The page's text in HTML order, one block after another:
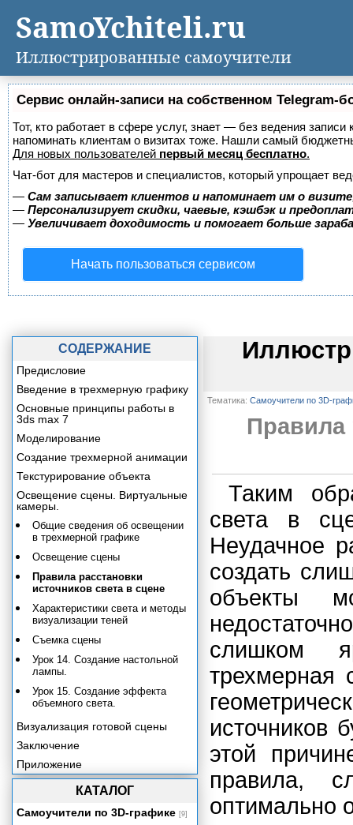
Сервис онлайн-записи на собственном Telegram-
Тот, кто работает в сфере услуг, знает — без ведения
напоминать клиентам о визитах тоже. Нашли самый
Для новых пользователей первый месяц бесплатно.
Чат-бот для мастеров и специалистов, который упрощает
— Сам записывает клиентов и напоминает им о
— Персонализирует скидки, чаевые, кэшбэк и
— Увеличивает доходимость и помогает больше
Начать пользоваться сервисом
Тематика: Самоучители по 3D-
Правила
Таким
света в
Неудачное
создать
объекты
слишком
трехмерная
источников
этой
правила,
оптимально
СОДЕРЖАНИЕ
Предисловие
Введение в трехмерную графику
Основные принципы работы в
3ds max 7
Моделирование
Создание трехмерной анимации
Текстурирование объекта
Освещение сцены. Виртуальные
камеры.
Общие сведения об освещении
в трехмерной графике
Освещение сцены
Правила расстановки
источников света в сцене
Характеристики света и методы
визуализации теней
Съемка сцены
Урок 14. Создание настольной
лампы.
Урок 15. Создание эффекта
объемного света.
Визуализация готовой сцены
Заключение
Приложение
КАТАЛОГ
Самоучители по 3D-графике [9]
SamoYchiteli.ru
Иллюстрированные самоучители